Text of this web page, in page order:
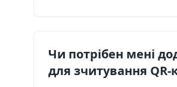
Чи потрібен мені
для зчитування QR-